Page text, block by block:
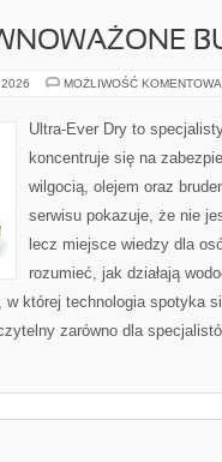
MOŻLIWOŚĆ
Ultra-Ever Dry to
koncentruje się na
wilgocią, olejem oraz
serwisu pokazuje, że nie
lecz miejsce wiedzy dla
rozumieć, jak działają
w której technologia spotyka
zarówno dla